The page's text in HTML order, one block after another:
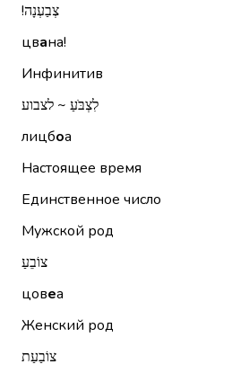
צְבַעְנָה!‏
цвана!
Инфинитив
לִצְבֹּעַ ~ לצבוע
лицбоа
Настоящее время
Единственное число
Мужской род
צוֹבֵעַ
цовеа
Женский род
צוֹבַעַת